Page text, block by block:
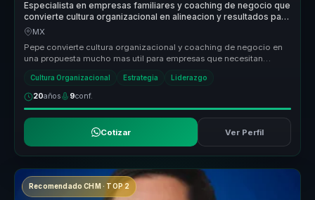
Especialista en empresas familiares y coaching de negocio que
convierte cultura organizacional en alineacion y resultados para
empresas y equipos.
MX
Pepe convierte cultura organizacional y coaching de negocio en
una propuesta mucho mas util para empresas que necesitan
Cultura Organizacional Estrategia Liderazgo
20años 9conf.
Cotizar Ver Perfil
Recomendado CHM · TOP 2